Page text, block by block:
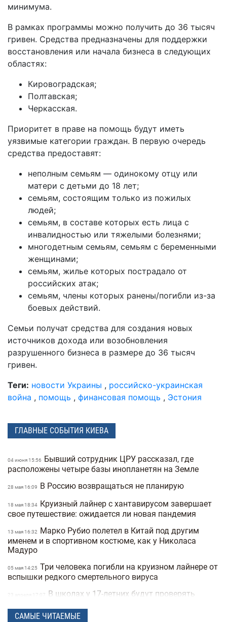
минимума.
В рамках программы можно получить до 36 тысяч
гривен. Средства предназначены для поддержки
восстановления или начала бизнеса в следующих
областях:
Кировоградская;
Полтавская;
Черкасская.
Приоритет в праве на помощь будут иметь
уязвимые категории граждан. В первую очередь
средства предоставят:
неполным семьям — одинокому отцу или
матери с детьми до 18 лет;
семьям, состоящим только из пожилых
людей;
семьям, в составе которых есть лица с
инвалидностью или тяжелыми болезнями;
многодетным семьям, семьям с беременными
женщинами;
семьям, жилье которых пострадало от
российских атак;
семьям, члены которых ранены/погибли из-за
боевых действий.
Семьи получат средства для создания новых
источников дохода или возобновления
разрушенного бизнеса в размере до 36 тысяч
гривен.
Теги: новости Украины , российско-украинская
война , помощь , финансовая помощь , Эстония
ГЛАВНЫЕ СОБЫТИЯ КИЕВА
04 июня 15:56
Бывший сотрудник ЦРУ рассказал, где
расположены четыре базы инопланетян на Земле
28 мая 16:09 В Россию возвращаться не планирую
18 мая 18:34 Круизный лайнер с хантавирусом завершает
свое путешествие: ожидается ли новая пандемия
13 мая 16:32
Марко Рубио полетел в Китай под другим
именем и в спортивном костюме, как у Николаса
Мадуро
05 мая 14:25 Три человека погибли на круизном лайнере от
вспышки редкого смертельного вируса
23 апреля 17:07
В школах у 17-летних будут проверять
САМЫЕ ЧИТАЕМЫЕ